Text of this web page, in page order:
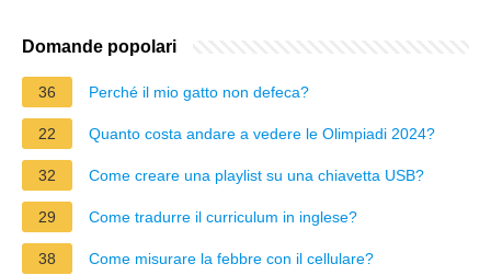
Domande popolari
36 Perché il mio gatto non defeca?
22 Quanto costa andare a vedere le Olimpiadi 2024?
32 Come creare una playlist su una chiavetta USB?
29 Come tradurre il curriculum in inglese?
38 Come misurare la febbre con il cellulare?